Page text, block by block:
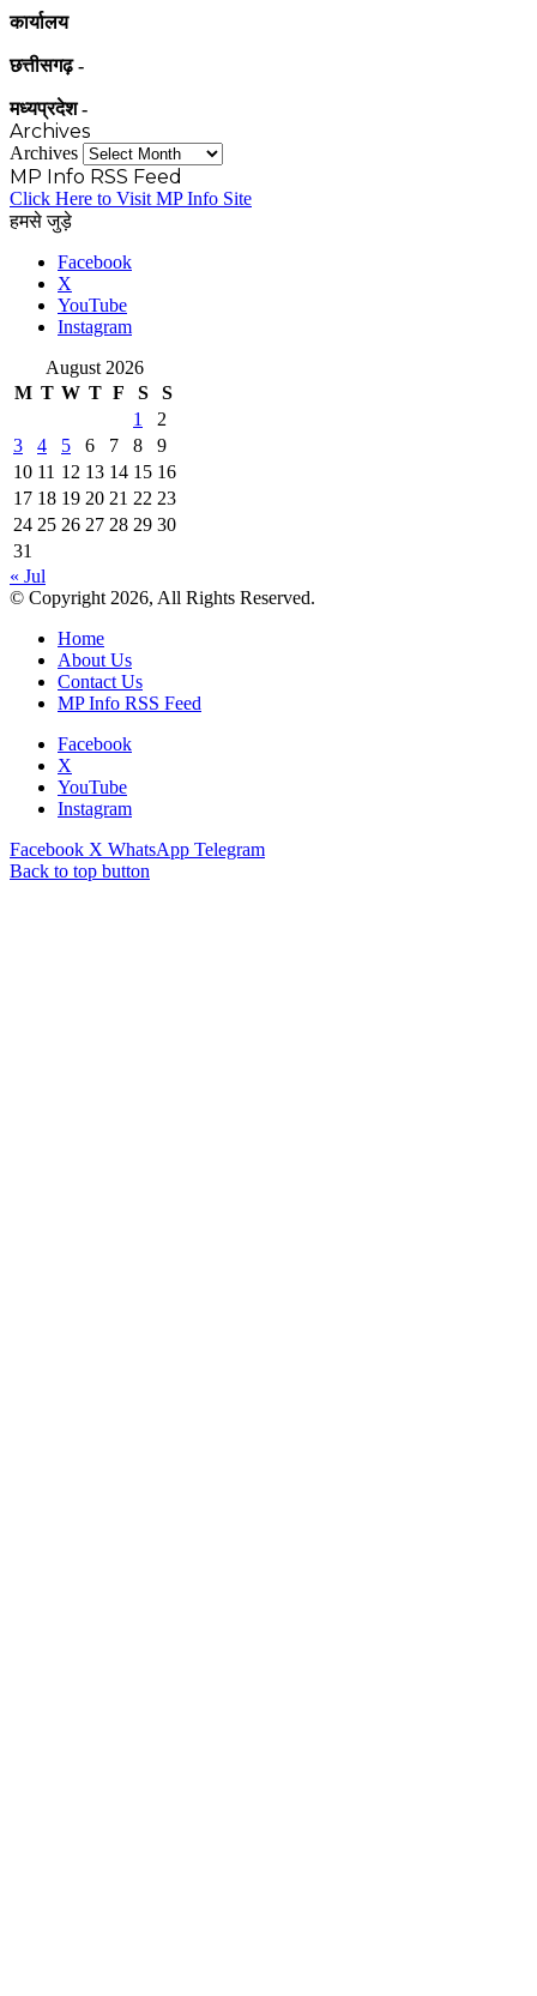
कार्यालय
छत्तीसगढ़ -
मध्यप्रदेश -
Archives
Archives
MP Info RSS Feed
Click Here to Visit MP Info Site
हमसे जुड़े
Facebook
X
YouTube
Instagram
August 2026
M T W T F S
S
1
2
3
4 5 6 7 8
9
10 11 12 13 14 15 16
17 18 19 20 21 22 23
24 25 26 27 28 29 30
31
« Jul
© Copyright 2026, All Rights Reserved.
Home
About Us
Contact Us
MP Info RSS Feed
Facebook
X
YouTube
Instagram
Facebook X WhatsApp Telegram
Back to top button